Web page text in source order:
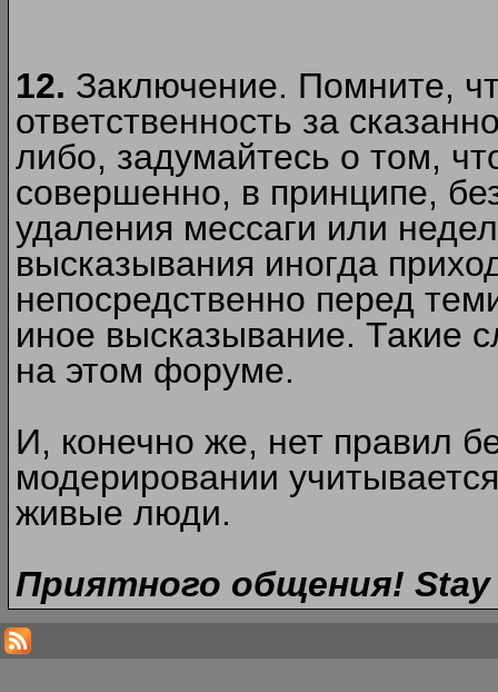
12. Заключение. Помните,
ответственность за
либо, задумайтесь о том,
совершенно, в принципе,
удаления мессаги или
высказывания иногда
непосредственно перед
иное высказывание. Такие
на этом форуме.
И, конечно же, нет правил
модерировании
живые люди.
Приятного общения! Stay